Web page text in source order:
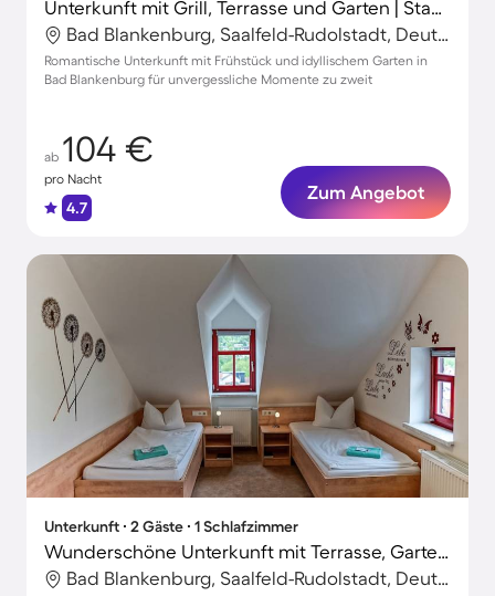
Unterkunft mit Grill, Terrasse und Garten | Stadtblick
Bad Blankenburg, Saalfeld-Rudolstadt, Deutschland
Romantische Unterkunft mit Frühstück und idyllischem Garten in
Bad Blankenburg für unvergessliche Momente zu zweit
ab 104 €
pro Nacht
4.7
Zum Angebot
Unterkunft ∙ 2 Gäste ∙ 1 Schlafzimmer
Wunderschöne Unterkunft mit Terrasse, Garten und Grill | Perfekt für die Arbeit von Zuhause
Bad Blankenburg, Saalfeld-Rudolstadt, Deutschland